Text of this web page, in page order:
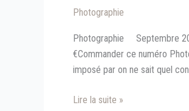
Photographie
Photographie Septembre
€Commander ce numéro
imposé par on ne sait quel
Bernard
Lire la suite »